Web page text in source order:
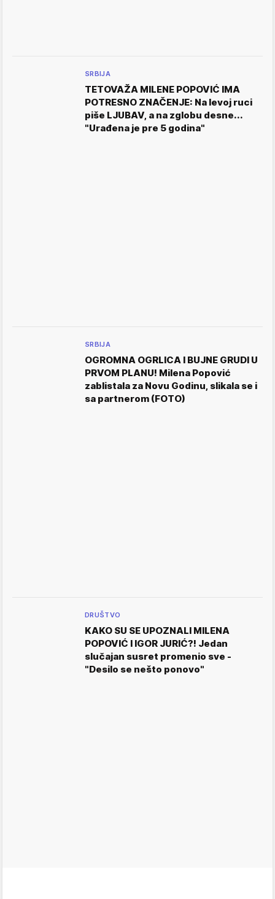
SRBIJA
TETOVAŽA MILENE POPOVIĆ IMA
POTRESNO ZNAČENJE: Na levoj ruci
piše LJUBAV, a na zglobu desne...
"Urađena je pre 5 godina"
SRBIJA
OGROMNA OGRLICA I BUJNE GRUDI U
PRVOM PLANU! Milena Popović
zablistala za Novu Godinu, slikala se i
sa partnerom (FOTO)
DRUŠTVO
KAKO SU SE UPOZNALI MILENA
POPOVIĆ I IGOR JURIĆ?! Jedan
slučajan susret promenio sve -
"Desilo se nešto ponovo"